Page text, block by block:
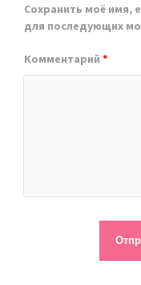
Сохранить моё имя,
для последующих
Комментарий *